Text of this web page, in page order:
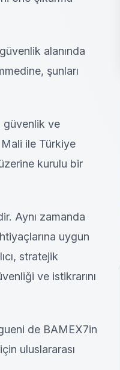
alanında
şunları
güvenlik ve
ile Türkiye
kurulu bir
Aynı zamanda
uygun
stratejik
ve istikrarını
de BAMEX7in
uluslararası